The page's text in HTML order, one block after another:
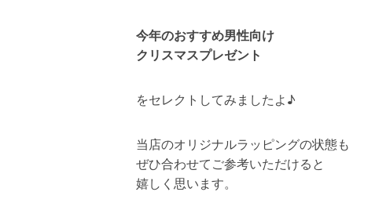
今年のおすすめ男性向け
クリスマスプレゼント
をセレクトしてみましたよ♪
当店のオリジナルラッピングの状態も
ぜひ合わせてご参考いただけると
嬉しく思います。